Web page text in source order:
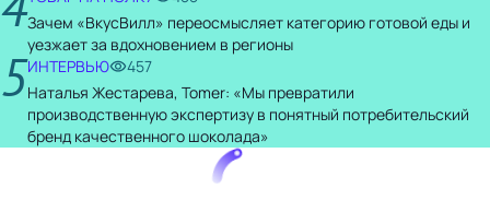
Зачем «ВкусВилл» переосмысляет категорию готовой еды и
уезжает за вдохновением в регионы
5ИНТЕРВЬЮ
457
Наталья Жестарева, Tomer: «Мы превратили
производственную экспертизу в понятный потребительский
бренд качественного шоколада»